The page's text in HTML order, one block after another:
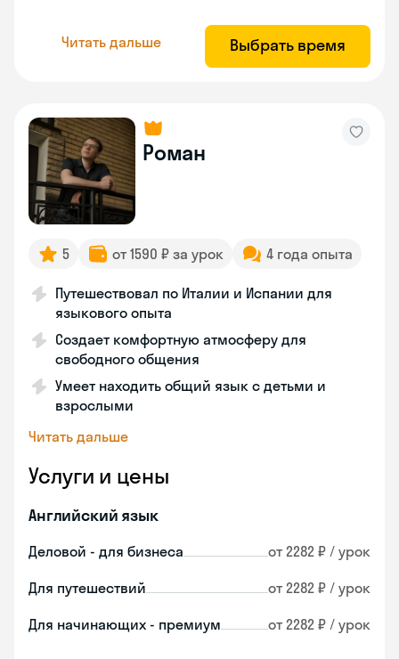
Читать дальше Выбрать время
Роман
5 от 1590 ₽ за урок 4 года опыта
Путешествовал по Италии и Испании для
языкового опыта
Создает комфортную атмосферу для
свободного общения
Умеет находить общий язык с детьми и
взрослыми
Читать дальше
Услуги и цены
Английский язык
Деловой - для бизнеса от 2282 ₽ / урок
Для путешествий от 2282 ₽ / урок
Для начинающих - премиум от 2282 ₽ / урок